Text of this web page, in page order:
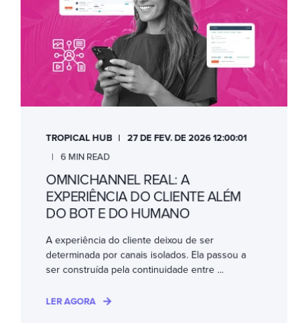
TROPICAL HUB
27 DE FEV. DE 2026 12:00:01
6 MIN READ
OMNICHANNEL REAL: A
EXPERIÊNCIA DO CLIENTE ALÉM
DO BOT E DO HUMANO
A experiência do cliente deixou de ser
determinada por canais isolados. Ela passou a
ser construída pela continuidade entre ...
LER AGORA